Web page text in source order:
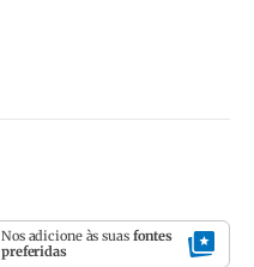
Nos adicione às suas fontes
preferidas